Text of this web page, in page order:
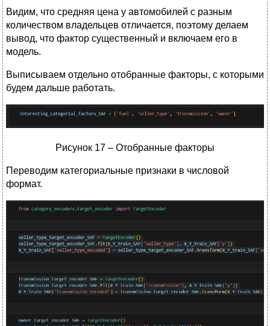
Видим, что средняя цена у автомобилей с разным
количеством владельцев отличается, поэтому делаем
вывод, что фактор существенный и включаем его в
модель.
Выписываем отдельно отобранные факторы, с которыми
будем дальше работать.
Рисунок 17 – Отобранные факторы
Переводим категориальные признаки в числовой
формат.